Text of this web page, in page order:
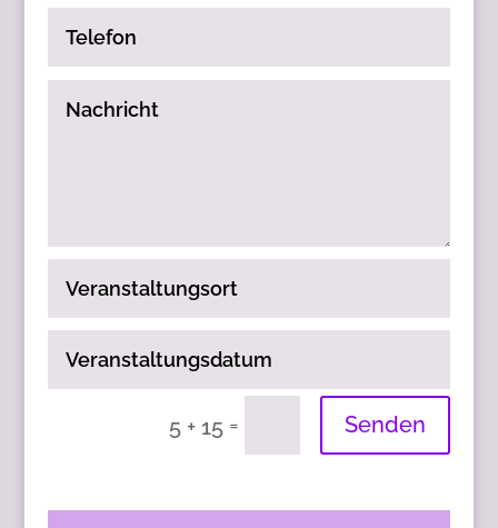
5 + 15 = Senden